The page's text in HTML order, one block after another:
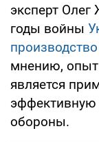
эксперт Олег
годы войны
мнению,
является
эффективную
обороны.